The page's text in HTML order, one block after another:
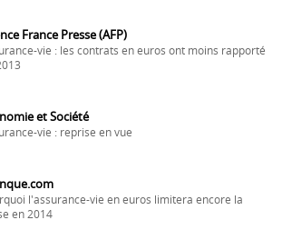
France Presse (AFP)
vie : les contrats en euros ont moins rapporté
et Société
vie : reprise en vue
l'assurance-vie en euros limitera encore la
en 2014